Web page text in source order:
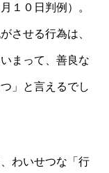
１０日判例）。
させる行為は、
まって、善良な
」と言えるでし
わいせつな「行